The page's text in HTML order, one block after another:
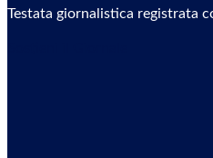
Testata giornalistica registrata